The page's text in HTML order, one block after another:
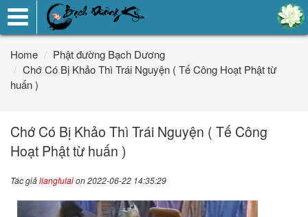
Toggle
navigation
Home
Phật đường Bạch Dương
Chớ Có Bị Khảo Thì Trái Nguyện ( Tế Công Hoạt Phật từ
huấn )
Chớ Có Bị Khảo Thì Trái Nguyện ( Tế Công
Hoạt Phật từ huấn )
Tác giảliangfulaion 2022-06-22 14:35:29